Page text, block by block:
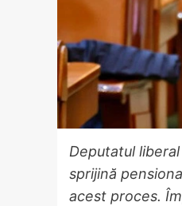
Deputatul
sprijină
acest proces.